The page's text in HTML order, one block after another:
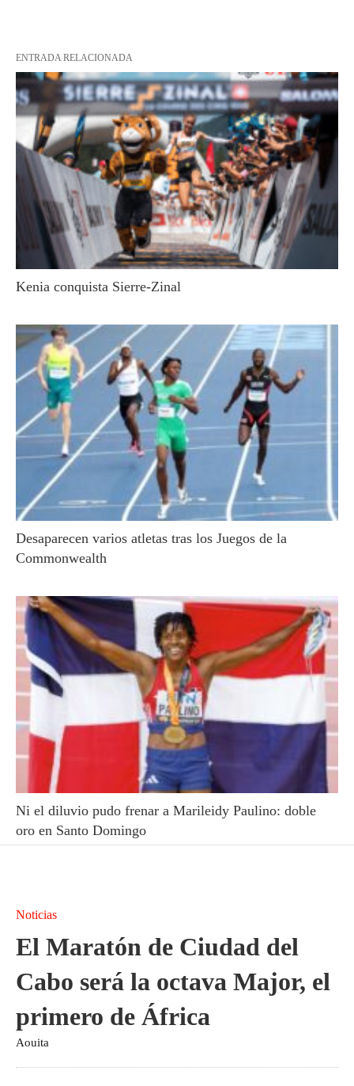
ENTRADA RELACIONADA
Kenia conquista Sierre-Zinal
Desaparecen varios atletas tras los Juegos de la
Commonwealth
Ni el diluvio pudo frenar a Marileidy Paulino: doble
oro en Santo Domingo